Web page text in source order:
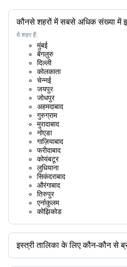
कौनसे शहरों में सबसे अधिक संख्या में
ये शहर हैं:
मुंबई
बेंगलुरु
दिल्ली
कोलकाता
चेन्नई
जयपुर
जोधपुर
अहमदाबाद
गुरुग्राम
मुरादाबाद
नोएडा
गाज़ियाबाद
फरीदाबाद
कोयंबटूर
लुधियाना
सिकंदराबाद
औरंगाबाद
तिरुपुर
एर्नाकुलम
कोझिकोड
इस्त्री तालिका के लिए कौन-कौन से
उपलब्ध ब्रांड हैं -